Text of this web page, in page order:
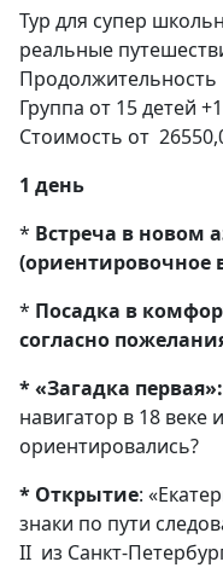
Тур для супер
реальные
Группа от 15 детей
Стоимость от
1 день
* Встреча в новом
(ориентировочное
* Посадка в
согласно
* «Загадка первая»:
навигатор в 18 веке
ориентировались?
* Открытие:
знаки по пути
II из Санкт-